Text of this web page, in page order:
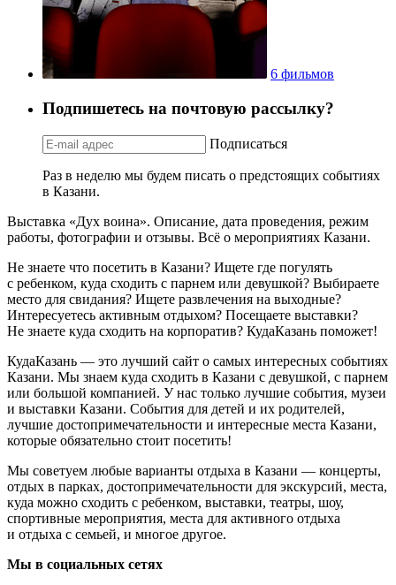
6 фильмов
Подпишетесь на почтовую рассылку?
Подписаться
Раз в неделю мы будем писать о предстоящих событиях
в Казани.
Выставка «Дух воина». Описание, дата проведения, режим
работы, фотографии и отзывы. Всё о мероприятиях Казани.
Не знаете что посетить в Казани? Ищете где погулять
с ребенком, куда сходить с парнем или девушкой? Выбираете
место для свидания? Ищете развлечения на выходные?
Интересуетесь активным отдыхом? Посещаете выставки?
Не знаете куда сходить на корпоратив? КудаКазань поможет!
КудаКазань — это лучший сайт о самых интересных событиях
Казани. Мы знаем куда сходить в Казани с девушкой, с парнем
или большой компанией. У нас только лучшие события, музеи
и выставки Казани. События для детей и их родителей,
лучшие достопримечательности и интересные места Казани,
которые обязательно стоит посетить!
Мы советуем любые варианты отдыха в Казани — концерты,
отдых в парках, достопримечательности для экскурсий, места,
куда можно сходить с ребенком, выставки, театры, шоу,
спортивные мероприятия, места для активного отдыха
и отдыха с семьей, и многое другое.
Мы в социальных сетях